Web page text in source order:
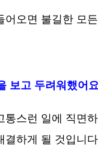
어오면 불길한 모
보고 두려워했어
통스런 일에 직면
결하게 될 것입니